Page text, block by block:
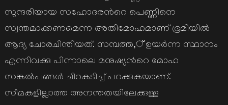
സുന്ദരിയായ സഹോദരന്‍റെ പെണ്ണിനെ
സ്വന്തമാക്കണമെന്ന അതിമോഹമാണ് ഭൂമിയില്‍
ആദ്യ ചോരചിന്തിയത്. സമ്പത്ത,് ഉയര്‍ന്ന സ്ഥാനം
എന്നിവക്കു പിന്നാലെ മനുഷ്യന്‍റെ മോഹ
സങ്കല്‍പങ്ങള്‍ ചിറകടിച്ച് പറക്കുകയാണ്.
സീമകളില്ലാത്ത അനന്തതയിലേക്കുള്ള